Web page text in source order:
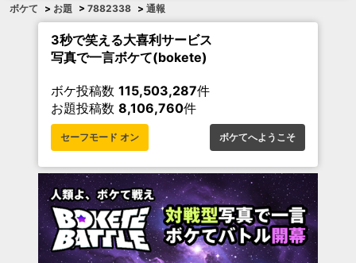
ボケて > お題 > 7882338 > 通報
3秒で笑える大喜利サービス
写真で一言ボケて(bokete)
ボケ投稿数 115,503,287件
お題投稿数 8,106,760件
セーフモード オン ボケてへようこそ